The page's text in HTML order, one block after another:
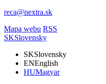
reca@nextra.sk
Mapa webu RSS
SKSlovensky
SKSlovensky
ENEnglish
HUMagyar